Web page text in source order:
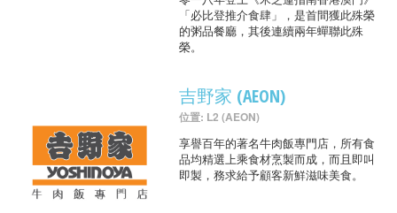
「必比登推介食肆」，是首間獲此殊榮
的粥品餐廳，其後連續兩年蟬聯此殊
榮。
吉野家 (AEON)
位置: L2 (AEON)
享譽百年的著名牛肉飯專門店，所有食
品均精選上乘食材烹製而成，而且即叫
即製，務求給予顧客新鮮滋味美食。